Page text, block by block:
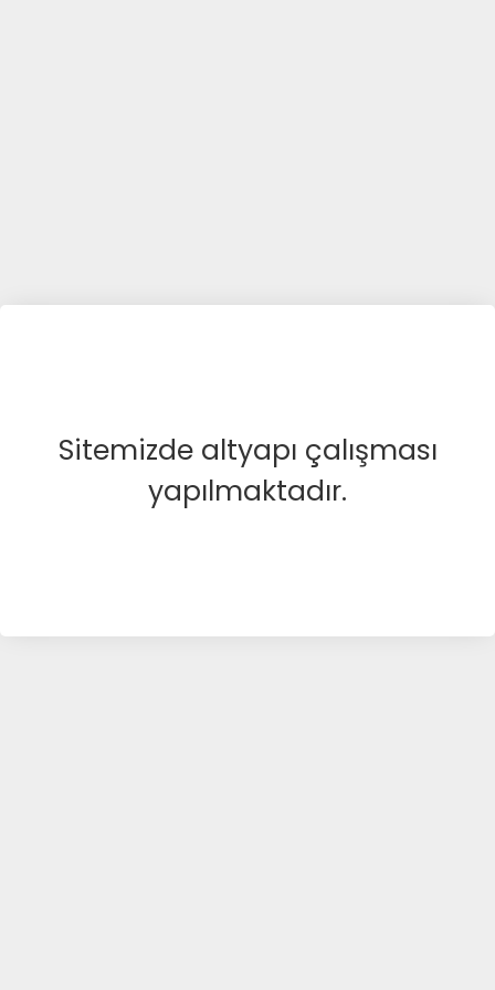
Sitemizde altyapı çalışması
yapılmaktadır.